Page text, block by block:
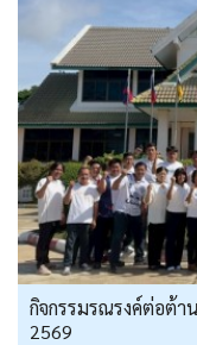
กิจกรรมรณรงค์ต่อต้
2569